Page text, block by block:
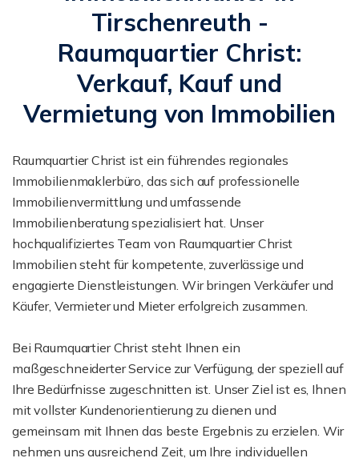
Tirschenreuth -
Raumquartier Christ:
Verkauf, Kauf und
Vermietung von Immobilien
Raumquartier Christ ist ein führendes regionales
Immobilienmaklerbüro, das sich auf professionelle
Immobilienvermittlung und umfassende
Immobilienberatung spezialisiert hat. Unser
hochqualifiziertes Team von Raumquartier Christ
Immobilien steht für kompetente, zuverlässige und
engagierte Dienstleistungen. Wir bringen Verkäufer und
Käufer, Vermieter und Mieter erfolgreich zusammen.
Bei Raumquartier Christ steht Ihnen ein
maßgeschneiderter Service zur Verfügung, der speziell auf
Ihre Bedürfnisse zugeschnitten ist. Unser Ziel ist es, Ihnen
mit vollster Kundenorientierung zu dienen und
gemeinsam mit Ihnen das beste Ergebnis zu erzielen. Wir
nehmen uns ausreichend Zeit, um Ihre individuellen